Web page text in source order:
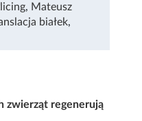
, Mateusz
białek,
zwierząt regenerują